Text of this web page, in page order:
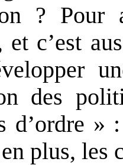
?
et c’est
des
d’ordre »
plus,